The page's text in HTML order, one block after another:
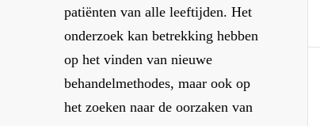
patiënten van alle leeftijden. Het
onderzoek kan betrekking hebben
op het vinden van nieuwe
behandelmethodes, maar ook op
het zoeken naar de oorzaken van